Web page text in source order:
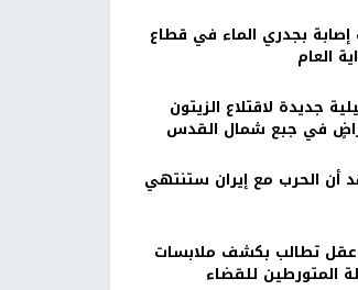
ألف إصابة بجدري الماء في قطاع
العام
جديدة لاقتلاع الزيتون
في جبع شمال القدس
أن الحرب مع إيران ستنتهي
عقل تطالب بكشف ملابسات
المتورطين للقضاء